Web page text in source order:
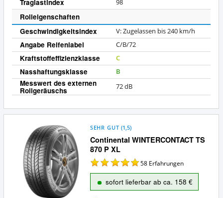
Traglastindex 98
Rolleigenschaften
Geschwindigkeitsindex
V: Zugelassen bis 240 km/h
Angabe Reifenlabel C/B/72
Kraftstoffeffizienzklasse C
Nasshaftungsklasse B
Messwert des externen
Rollgeräuschs 72 dB
Continental WINTERCONTACT TS
870 P XL
SEHR GUT (1,5)
58 Erfahrungen
sofort lieferbar ab ca. 158 €